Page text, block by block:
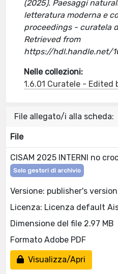
(2025). Paesaggi
letteratura moderna e
proceedings - curatela
Retrieved from
https://hdl.handle.net/
Nelle collezioni:
1.6.01 Curatele - Edited
File allegato/i alla scheda:
File
CISAM 2025 INTERNI no
Solo gestori di archivio
Versione: publisher's
Licenza: Licenza default
Dimensione del file 2.97 MB
Formato Adobe PDF
Visualizza/Apri